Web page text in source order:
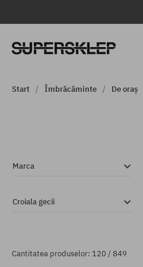
Start Îmbrăcăminte De oraș
Marca
Croiala gecii
Cantitatea produselor: 120 / 849